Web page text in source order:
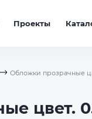
Проекты
Обложки прозрачные
цвет.